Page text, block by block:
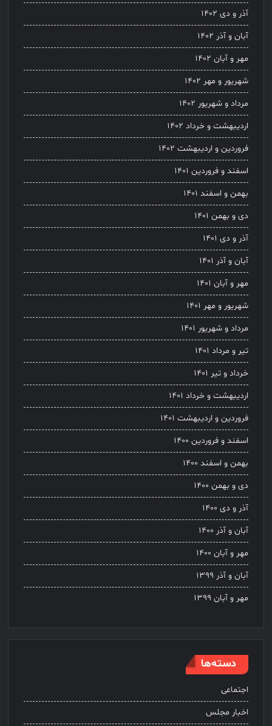
آذر و دی ۱۴۰۲
آبان و آذر ۱۴۰۲
مهر و آبان ۱۴۰۲
شهریور و مهر ۱۴۰۲
مرداد و شهریور ۱۴۰۲
اردیبهشت و خرداد ۱۴۰۲
فروردین و اردیبهشت ۱۴۰۲
اسفند و فروردین ۱۴۰۱
بهمن و اسفند ۱۴۰۱
دی و بهمن ۱۴۰۱
آذر و دی ۱۴۰۱
آبان و آذر ۱۴۰۱
مهر و آبان ۱۴۰۱
شهریور و مهر ۱۴۰۱
مرداد و شهریور ۱۴۰۱
تیر و مرداد ۱۴۰۱
خرداد و تیر ۱۴۰۱
اردیبهشت و خرداد ۱۴۰۱
فروردین و اردیبهشت ۱۴۰۱
اسفند و فروردین ۱۴۰۰
بهمن و اسفند ۱۴۰۰
دی و بهمن ۱۴۰۰
آذر و دی ۱۴۰۰
آبان و آذر ۱۴۰۰
مهر و آبان ۱۴۰۰
آبان و آذر ۱۳۹۹
مهر و آبان ۱۳۹۹
دسته‌ها
اجتماعی
اخبار مجلس